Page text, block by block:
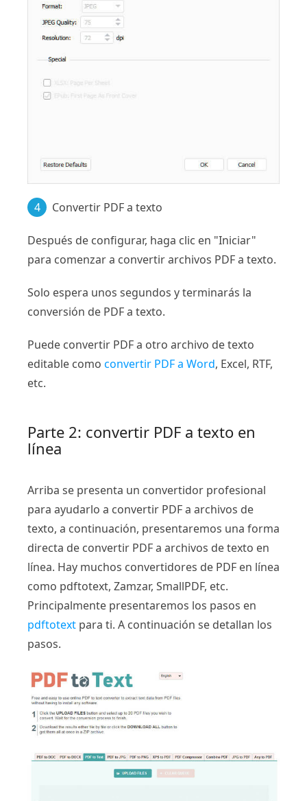
4 Convertir PDF a texto
Después de configurar, haga clic en "Iniciar"
para comenzar a convertir archivos PDF a texto.
Solo espera unos segundos y terminarás la
conversión de PDF a texto.
Puede convertir PDF a otro archivo de texto
editable como convertir PDF a Word, Excel, RTF,
etc.
Parte 2: convertir PDF a texto en
línea
Arriba se presenta un convertidor profesional
para ayudarlo a convertir PDF a archivos de
texto, a continuación, presentaremos una forma
directa de convertir PDF a archivos de texto en
línea. Hay muchos convertidores de PDF en línea
como pdftotext, Zamzar, SmallPDF, etc.
Principalmente presentaremos los pasos en
pdftotext para ti. A continuación se detallan los
pasos.